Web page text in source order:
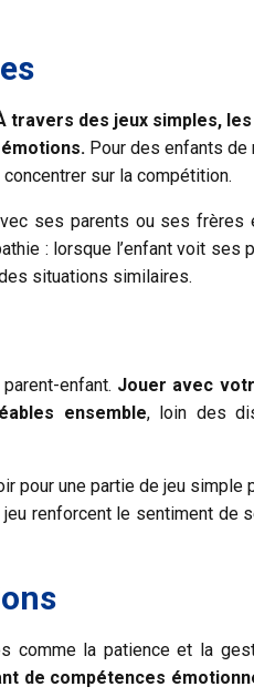
travers des jeux simples,
Pour des enfants de
sur la compétition.
ses parents ou ses
: lorsque l’enfant voit ses
situations similaires.
enfant. Jouer avec
ensemble, loin des
pour une partie de jeu simple
renforcent le sentiment de
comme la patience et la
de compétences